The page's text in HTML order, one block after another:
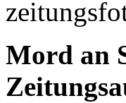
Mord an